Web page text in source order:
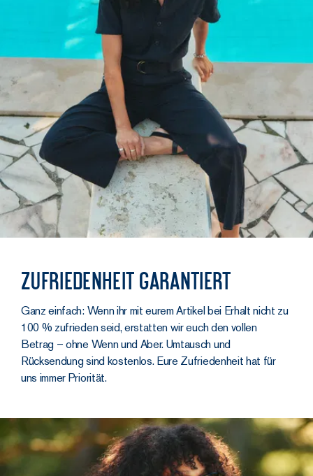
Zufriedenheit garantiert
Ganz einfach: Wenn ihr mit eurem Artikel bei Erhalt nicht zu
100 % zufrieden seid, erstatten wir euch den vollen
Betrag – ohne Wenn und Aber. Umtausch und
Rücksendung sind kostenlos. Eure Zufriedenheit hat für
uns immer Priorität.